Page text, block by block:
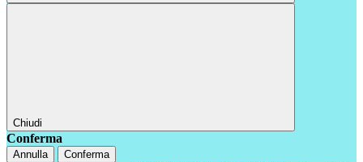
Chiudi
Conferma
Annulla Conferma